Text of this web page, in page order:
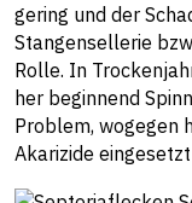
gering und der
Stangensellerie
Rolle. In
her beginnend
Problem, wogegen
Akarizide